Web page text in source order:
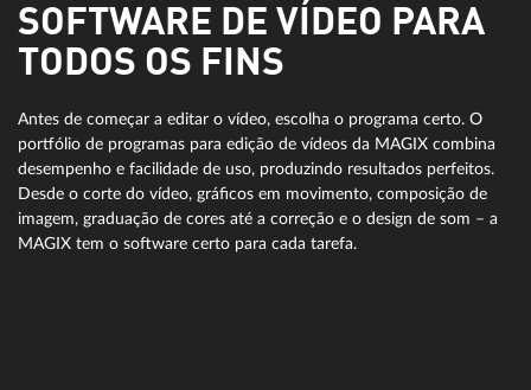
SOFTWARE DE VÍDEO PARA
TODOS OS FINS
Antes de começar a editar o vídeo, escolha o programa certo. O
portfólio de programas para edição de vídeos da MAGIX combina
desempenho e facilidade de uso, produzindo resultados perfeitos.
Desde o corte do vídeo, gráficos em movimento, composição de
imagem, graduação de cores até a correção e o design de som – a
MAGIX tem o software certo para cada tarefa.